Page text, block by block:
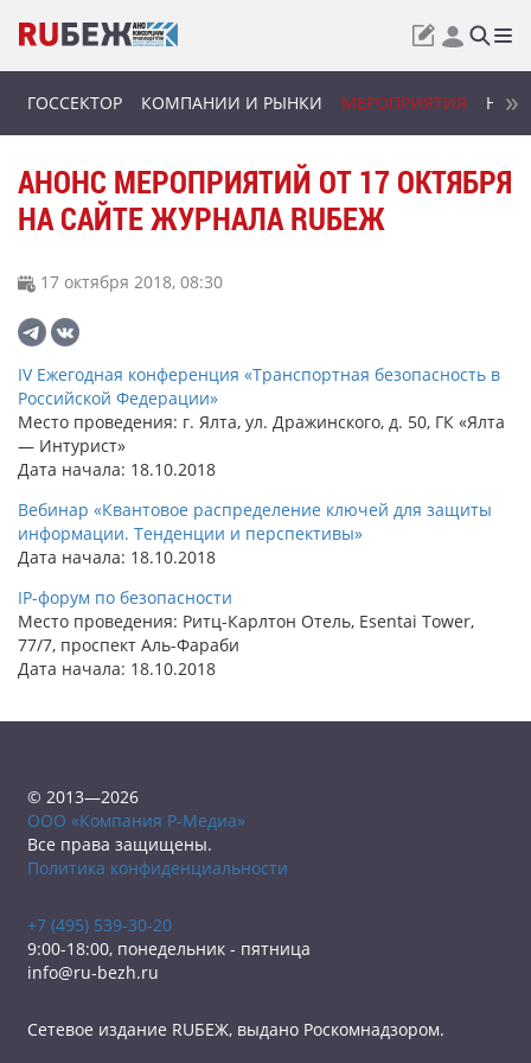
ГОССЕКТОР КОМПАНИИ И РЫНКИ МЕРОПРИЯТИЯ
АНОНС МЕРОПРИЯТИЙ ОТ 17 ОКТЯБРЯ
НА САЙТЕ ЖУРНАЛА RUБЕЖ
17 октября 2018, 08:30
IV Ежегодная конференция «Транспортная безопасность в
Российской Федерации»
Место проведения: г. Ялта, ул. Дражинского, д. 50, ГК «Ялта
— Интурист»
Дата начала: 18.10.2018
Вебинар «Квантовое распределение ключей для защиты
информации. Тенденции и перспективы»
Дата начала: 18.10.2018
IP-форум по безопасности
Место проведения: Ритц-Карлтон Отель, Esentai Tower,
77/7, проспект Aль-Фараби
Дата начала: 18.10.2018
© 2013—2026
ООО «Компания Р-Медиа»
Все права защищены.
Политика конфиденциальности
+7 (495) 539-30-20
9:00-18:00, понедельник - пятница
info@ru-bezh.ru
Сетевое издание RUБЕЖ, выдано Роскомнадзором.